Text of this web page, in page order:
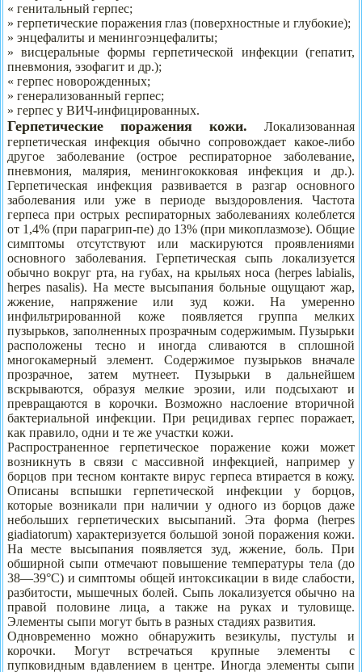
« генитальный герпес;
» герпетические поражения глаз (поверхностные и глубокие);
» энцефалиты и менингоэнцефалиты;
» висцеральные формы герпетической инфекции (гепатит,
пневмония, эзофагит и др.);
« герпес новорожденных;
» генерализованный герпес;
» герпес у ВИЧ-инфицированных.
Герпетические поражения кожи.
Локализованная
герпетическая инфекция обычно сопровождает какое-либо
другое заболевание (острое респираторное заболевание,
пневмония, малярия, менингококковая инфекция и др.).
Герпетическая инфекция развивается в разгар основного
заболевания или уже в периоде выздоровления. Частота
герпеса при острых респираторных заболеваниях колеблется
от 1,4% (при парагрип-пе) до 13% (при микоплазмозе). Общие
симптомы отсутствуют или маскируются проявлениями
основного заболевания. Герпетическая сыпь локализуется
обычно вокруг рта, на губах, на крыльях носа (herpes labialis,
herpes nasalis). На месте высыпания больные ощущают жар,
жжение, напряжение или зуд кожи. На умеренно
инфильтрированной коже появляется группа мелких
пузырьков, заполненных прозрачным содержимым. Пузырьки
расположены тесно и иногда сливаются в сплошной
многокамерный элемент. Содержимое пузырьков вначале
прозрачное, затем мутнеет. Пузырьки в дальнейшем
вскрываются, образуя мелкие эрозии, или подсыхают и
превращаются в корочки. Возможно наслоение вторичной
бактериальной инфекции. При рецидивах герпес поражает,
как правило, одни и те же участки кожи.
Распространенное герпетическое поражение кожи может
возникнуть в связи с массивной инфекцией, например у
борцов при тесном контакте вирус герпеса втирается в кожу.
Описаны вспышки герпетической инфекции у борцов,
которые возникали при наличии у одного из борцов даже
небольших герпетических высыпаний. Эта форма (herpes
giadiatorum) характеризуется большой зоной поражения кожи.
На месте высыпания появляется зуд, жжение, боль. При
обширной сыпи отмечают повышение температуры тела (до
38—39°С) и симптомы общей интоксикации в виде слабости,
разбитости, мышечных болей. Сыпь локализуется обычно на
правой половине лица, а также на руках и туловище.
Элементы сыпи могут быть в разных стадиях развития.
Одновременно можно обнаружить везикулы, пустулы и
корочки. Могут встречаться крупные элементы с
пупковидным вдавлением в центре. Иногда элементы сыпи